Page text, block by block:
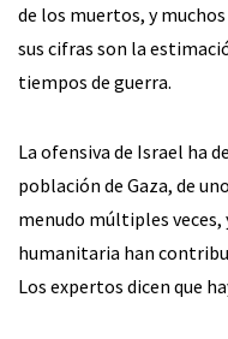
de los muertos, y
sus cifras son la
tiempos de guerra.
La ofensiva de Israel ha
población de Gaza, de
menudo múltiples veces,
humanitaria han
Los expertos dicen que